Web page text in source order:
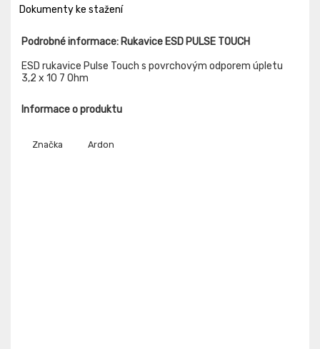
Dokumenty ke stažení
Podrobné informace: Rukavice ESD PULSE TOUCH
ESD rukavice Pulse Touch s povrchovým odporem úpletu
3,2 x 10 7 Ohm
Informace o produktu
Značka Ardon